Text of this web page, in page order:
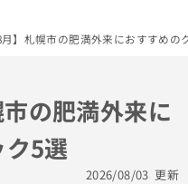
月】札幌市の肥満外来におすすめの
の肥満外来に
5選
2026/08/03 更新